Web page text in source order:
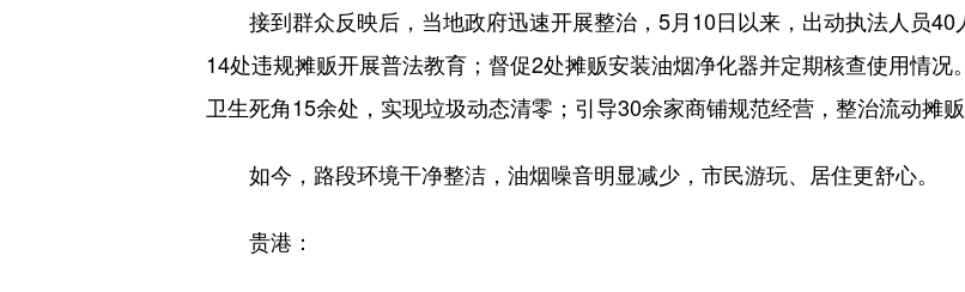
接到群众反映后，当地政府迅速开展整治，5月10日以来，出动执法人员40
14处违规摊贩开展普法教育；督促2处摊贩安装油烟净化器并定期核查使用情
卫生死角15余处，实现垃圾动态清零；引导30余家商铺规范经营，整治流动摊
如今，路段环境干净整洁，油烟噪音明显减少，市民游玩、居住更舒心。
贵港：